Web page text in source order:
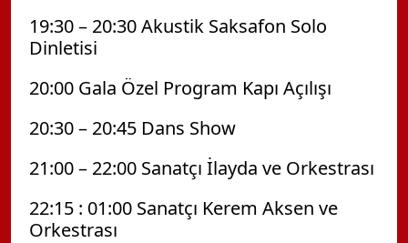
19:30 – 20:30 Akustik Saksafon Solo
Dinletisi
20:00 Gala Özel Program Kapı Açılışı
20:30 – 20:45 Dans Show
21:00 – 22:00 Sanatçı İlayda ve Orkestrası
22:15 : 01:00 Sanatçı Kerem Aksen ve
Orkestrası